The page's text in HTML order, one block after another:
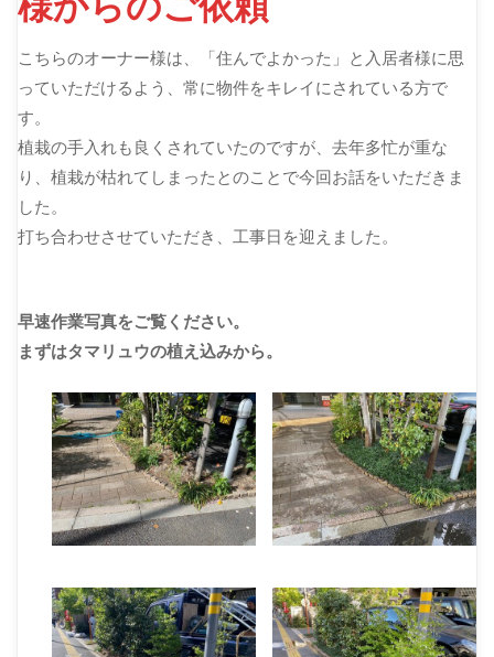
こちらのオーナー様は、「住んでよかった」と入居者様に思
っていただけるよう、常に物件をキレイにされている方で
す。
植栽の手入れも良くされていたのですが、去年多忙が重な
り、植栽が枯れてしまったとのことで今回お話をいただきま
した。
打ち合わせさせていただき、工事日を迎えました。
早速作業写真をご覧ください。
まずはタマリュウの植え込みから。